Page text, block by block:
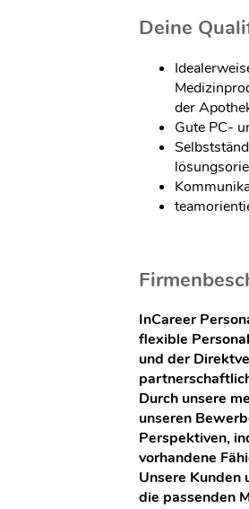
Deine
der
Gute PC-
InCareer
flexible
und der
Durch unsere
unseren
Perspektiven,
vorhandene
Unsere
die passenden